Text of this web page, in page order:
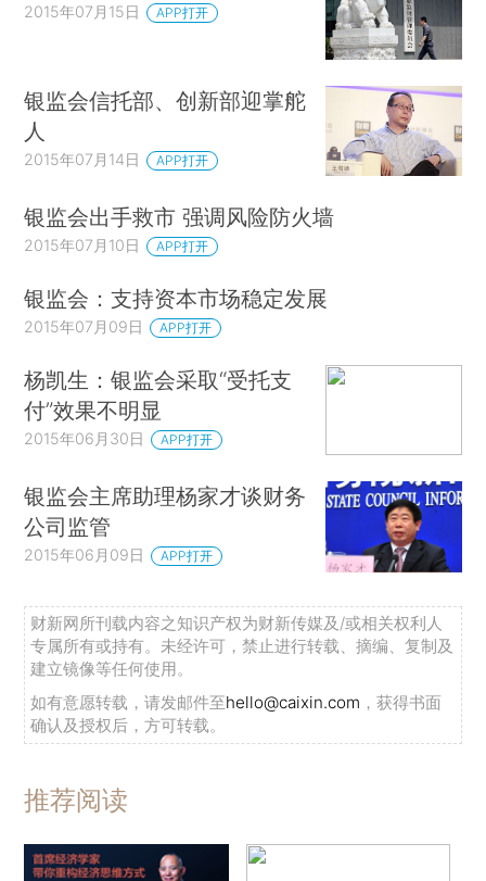
2015年07月15日 APP打开
银监会信托部、创新部迎掌舵
人
2015年07月14日 APP打开
银监会出手救市 强调风险防火墙
2015年07月10日 APP打开
银监会：支持资本市场稳定发展
2015年07月09日 APP打开
杨凯生：银监会采取“受托支
付”效果不明显
2015年06月30日 APP打开
银监会主席助理杨家才谈财务
公司监管
2015年06月09日 APP打开
财新网所刊载内容之知识产权为财新传媒及/或相关权利人
专属所有或持有。未经许可，禁止进行转载、摘编、复制及
建立镜像等任何使用。
如有意愿转载，请发邮件至hello@caixin.com ，获得书面
确认及授权后，方可转载。
推荐阅读